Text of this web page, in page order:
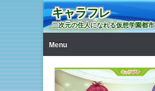
キャラフレ
二次元の住人になれる仮想学園都市
Menu